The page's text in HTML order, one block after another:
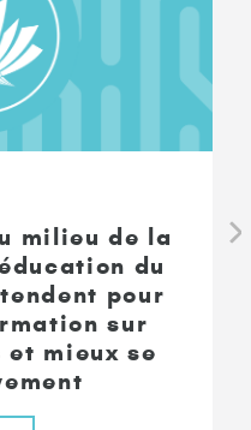
milieu de la
du
pour
sur
et mieux se